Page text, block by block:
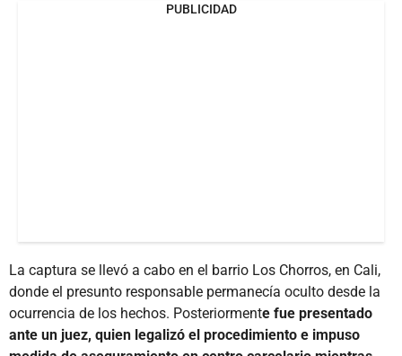
PUBLICIDAD
La captura se llevó a cabo en el barrio Los Chorros, en Cali,
donde el presunto responsable permanecía oculto desde la
ocurrencia de los hechos. Posteriormente fue presentado
ante un juez, quien legalizó el procedimiento e impuso